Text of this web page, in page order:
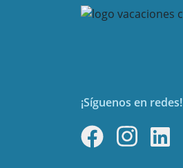
¡Síguenos en redes!